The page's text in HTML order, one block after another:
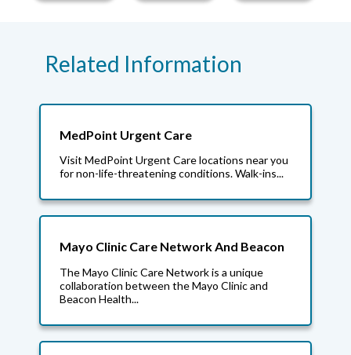
Related Information
MedPoint Urgent Care
Visit MedPoint Urgent Care locations near you
for non-life-threatening conditions. Walk-ins...
Mayo Clinic Care Network And Beacon
The Mayo Clinic Care Network is a unique
collaboration between the Mayo Clinic and
Beacon Health...